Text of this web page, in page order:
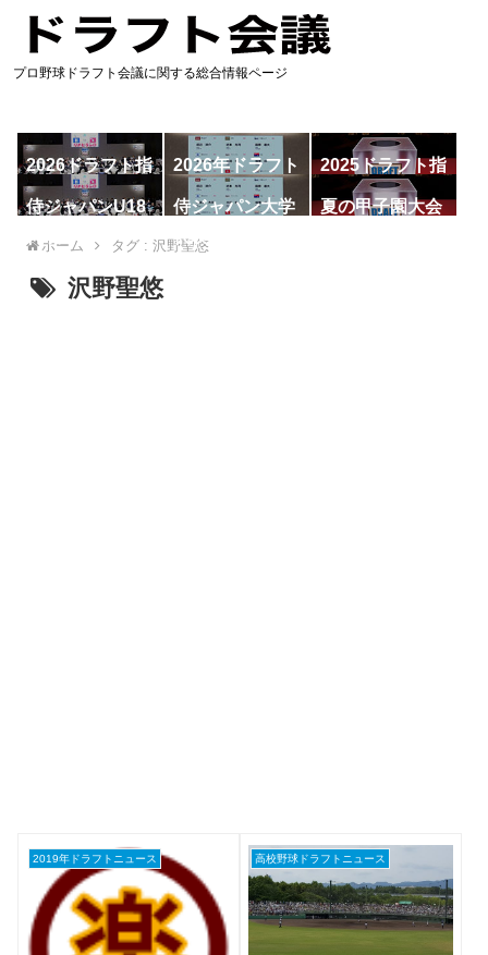
プロ野球ドラフト会議に関する総合情報ページ
2026ドラフト指
名予想
2026年ドラフト
候補
2025ドラフト指
名一覧
侍ジャパンU18
代表
侍ジャパン大学
代表
夏の甲子園大会
ホーム タグ : 沢野聖悠
沢野聖悠
2019年ドラフトニュース 高校野球ドラフトニュース